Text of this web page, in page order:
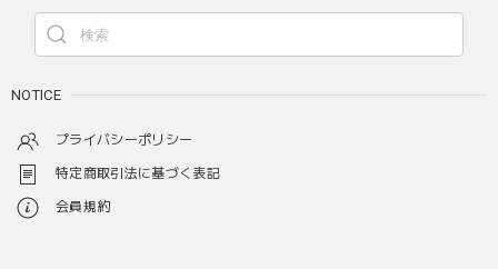
NOTICE
プライバシーポリシー
特定商取引法に基づく表記
会員規約